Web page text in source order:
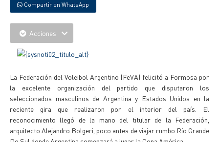
Compartir en WhatsApp
Acciones
La Federación del Voleibol Argentino (FeVA) felicitó a Formosa por
la excelente organización del partido que disputaron los
seleccionados masculinos de Argentina y Estados Unidos en la
reciente gira que realizaron por el interior del país. El
reconocimiento llegó de la mano del titular de la Federación,
arquitecto Alejandro Bolgeri, poco antes de viajar rumbo Río Grande